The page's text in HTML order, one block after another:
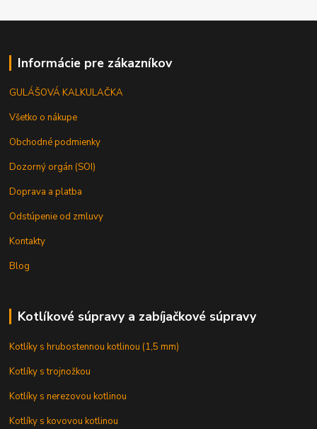
Informácie pre zákazníkov
GULÁŠOVÁ KALKULAČKA
Všetko o nákupe
Obchodné podmienky
Dozorný orgán (SOI)
Doprava a platba
Odstúpenie od zmluvy
Kontakty
Blog
Kotlíkové súpravy a zabíjačkové súpravy
Kotlíky s hrubostennou kotlinou (1,5 mm)
Kotlíky s trojnožkou
Kotlíky s nerezovou kotlinou
Kotlíky s kovovou kotlinou